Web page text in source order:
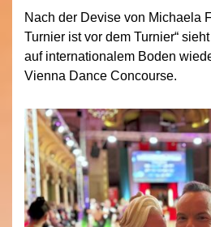
Nach der Devise von Michaela
Turnier ist vor dem Turnier“
auf internationalem Boden
Vienna Dance Concourse.